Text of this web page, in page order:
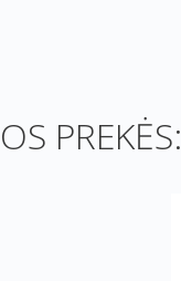
PREKĖS: